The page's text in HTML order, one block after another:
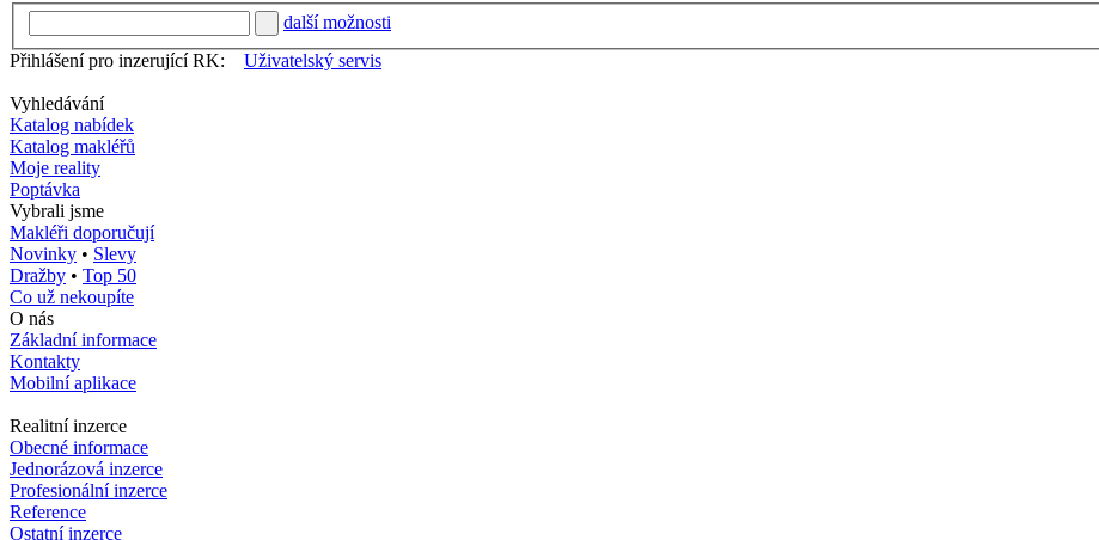
další možnosti
Přihlášení pro inzerující RK:
Uživatelský servis
Vyhledávání
Katalog nabídek
Katalog makléřů
Moje reality
Poptávka
Vybrali jsme
Makléři doporučují
Novinky • Slevy
Dražby • Top 50
Co už nekoupíte
O nás
Základní informace
Kontakty
Mobilní aplikace
Realitní inzerce
Obecné informace
Jednorázová inzerce
Profesionální inzerce
Reference
Ostatní inzerce